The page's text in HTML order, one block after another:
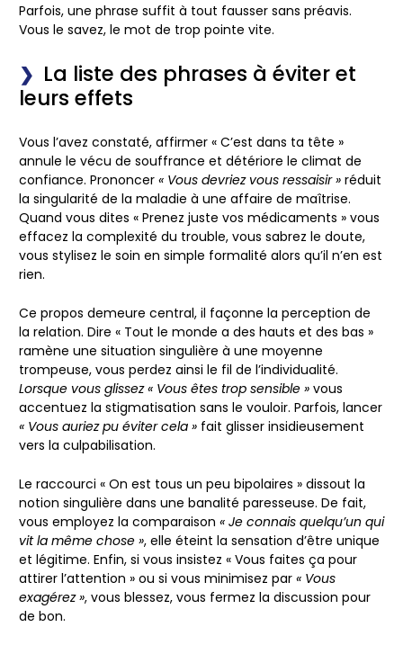
Parfois, une phrase suffit à tout fausser sans préavis.
Vous le savez, le mot de trop pointe vite.
La liste des phrases à éviter et
leurs effets
Vous l’avez constaté, affirmer « C’est dans ta tête »
annule le vécu de souffrance et détériore le climat de
confiance. Prononcer « Vous devriez vous ressaisir » réduit
la singularité de la maladie à une affaire de maîtrise.
Quand vous dites « Prenez juste vos médicaments » vous
effacez la complexité du trouble, vous sabrez le doute,
vous stylisez le soin en simple formalité alors qu’il n’en est
rien.
Ce propos demeure central, il façonne la perception de
la relation. Dire « Tout le monde a des hauts et des bas »
ramène une situation singulière à une moyenne
trompeuse, vous perdez ainsi le fil de l’individualité.
Lorsque vous glissez « Vous êtes trop sensible » vous
accentuez la stigmatisation sans le vouloir. Parfois, lancer
« Vous auriez pu éviter cela » fait glisser insidieusement
vers la culpabilisation.
Le raccourci « On est tous un peu bipolaires » dissout la
notion singulière dans une banalité paresseuse. De fait,
vous employez la comparaison « Je connais quelqu’un qui
vit la même chose », elle éteint la sensation d’être unique
et légitime. Enfin, si vous insistez « Vous faites ça pour
attirer l’attention » ou si vous minimisez par « Vous
exagérez », vous blessez, vous fermez la discussion pour
de bon.